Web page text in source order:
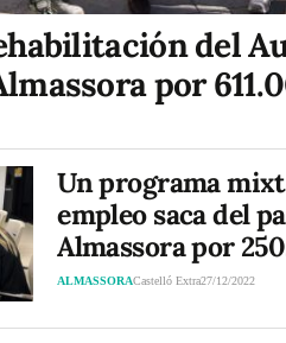
del
por
Un programa
empleo saca del
Almassora por
ALMASSORACastelló Extra27/12/2022